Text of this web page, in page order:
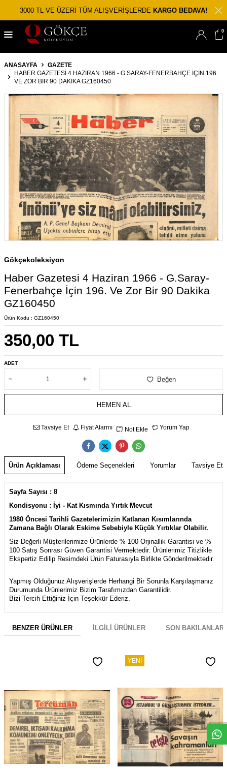
W
h
s
a
p
p
D
e
s
e
H
a
t
t
3000 TL VE ÜZERİ TÜM ALIŞVERİŞLERDE KARGO BEDAVA!
0
ANASAYFA
GAZETE
HABER GAZETESI 4 HAZIRAN 1966 - G.SARAY-FENERBAHÇE İÇIN 196.
VE ZOR BIR 90 DAKIKA GZ160450
Gökçekoleksiyon
Haber Gazetesi 4 Haziran 1966 - G.Saray-
Fenerbahçe İçin 196. Ve Zor Bir 90 Dakika
GZ160450
Ürün Kodu : GZ160450
350,00 TL
ADET
Beğen
HEMEN AL
Tavsiye Et Fiyat Alarmı Not Ekle Yorum Yap
Ürün Açıklaması Ödeme Seçenekleri Yorumlar Tavsiye Et
Sayfa Sayısı : 8
Kondisyonu : İyi - Kat Kısmında Yırtık Mevcut
1980 Öncesi Tarihli Gazetelerimizin Katlanan Kısımlarında
Zamana Bağlı Olarak Eskime Sebebiyle Küçük Yırtıklar Olabilir.
Siz Değerli Müşterilerimize Ürünlerde % 100 Orjinallik Garantisi ve %
100 Satış Sonrası Güven Garantisi Vermektedir. Ürünlerimiz Titizlikle
Ekspertiz Edilip Resimdeki Ürün Faturasıyla Birlikte Gönderilmektedir.
Yapmış Olduğunuz Alışverişlerde Herhangi Bir Sorunla Karşılaşmanız
Durumunda Ürünlerimiz Bizim Tarafımızdan Garantilidir.
Bizi Tercih Ettiğiniz İçin Teşekkür Ederiz.
BENZER ÜRÜNLER İLGILI ÜRÜNLER SON BAKILANLAR
YENI